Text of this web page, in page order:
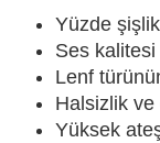
Yüzde şişlik
Ses kalitesi
Lenf
Halsizlik
Yüksek